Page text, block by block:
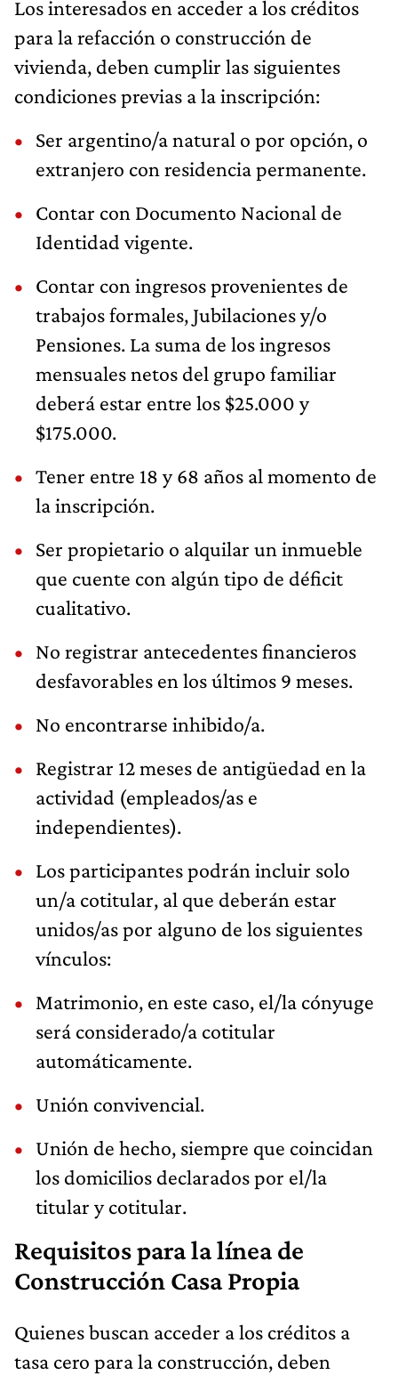
Los interesados en acceder a los créditos
para la refacción o construcción de
vivienda, deben cumplir las siguientes
condiciones previas a la inscripción:
Ser argentino/a natural o por opción, o
extranjero con residencia permanente.
Contar con Documento Nacional de
Identidad vigente.
Contar con ingresos provenientes de
trabajos formales, Jubilaciones y/o
Pensiones. La suma de los ingresos
mensuales netos del grupo familiar
deberá estar entre los $25.000 y
$175.000.
Tener entre 18 y 68 años al momento de
la inscripción.
Ser propietario o alquilar un inmueble
que cuente con algún tipo de déficit
cualitativo.
No registrar antecedentes financieros
desfavorables en los últimos 9 meses.
No encontrarse inhibido/a.
Registrar 12 meses de antigüedad en la
actividad (empleados/as e
independientes).
Los participantes podrán incluir solo
un/a cotitular, al que deberán estar
unidos/as por alguno de los siguientes
vínculos:
Matrimonio, en este caso, el/la cónyuge
será considerado/a cotitular
automáticamente.
Unión convivencial.
Unión de hecho, siempre que coincidan
los domicilios declarados por el/la
titular y cotitular.
Requisitos para la línea de
Construcción Casa Propia
Quienes buscan acceder a los créditos a
tasa cero para la construcción, deben